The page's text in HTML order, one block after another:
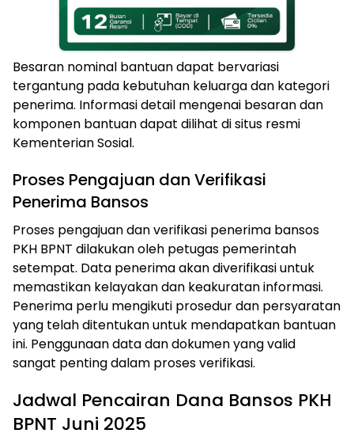
Besaran nominal bantuan dapat bervariasi
tergantung pada kebutuhan keluarga dan kategori
penerima. Informasi detail mengenai besaran dan
komponen bantuan dapat dilihat di situs resmi
Kementerian Sosial.
Proses Pengajuan dan Verifikasi
Penerima Bansos
Proses pengajuan dan verifikasi penerima bansos
PKH BPNT dilakukan oleh petugas pemerintah
setempat. Data penerima akan diverifikasi untuk
memastikan kelayakan dan keakuratan informasi.
Penerima perlu mengikuti prosedur dan persyaratan
yang telah ditentukan untuk mendapatkan bantuan
ini. Penggunaan data dan dokumen yang valid
sangat penting dalam proses verifikasi.
Jadwal Pencairan Dana Bansos PKH
BPNT Juni 2025